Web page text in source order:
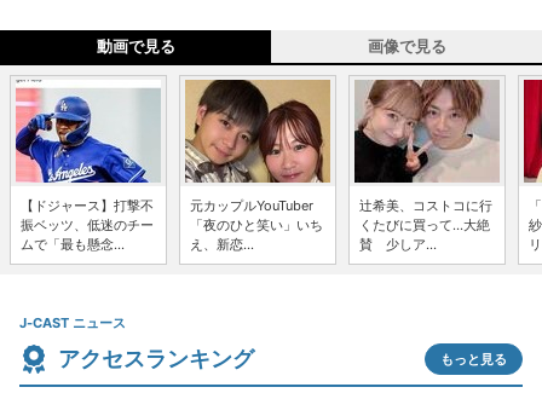
動画で見る 画像で見る
【ドジャース】打撃不
振ベッツ、低迷のチー
ムで「最も懸念...
元カップルYouTuber
「夜のひと笑い」いち
え、新恋...
辻希美、コストコに行
くたびに買って...大絶
賛 少しア...
J-CAST ニュース
アクセスランキング もっと見る